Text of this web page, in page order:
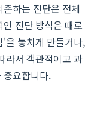
하는 진단은 전체
진단 방식은 때로
을 놓치게 만들거나,
라서 객관적이고 과
중요합니다.